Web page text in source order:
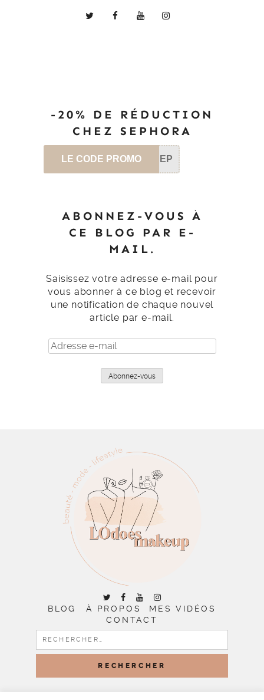
-20% DE RÉDUCTION
CHEZ SEPHORA
LE CODE PROMO SEP
ABONNEZ-VOUS À
CE BLOG PAR E-
MAIL.
Saisissez votre adresse e-mail pour
vous abonner à ce blog et recevoir
une notification de chaque nouvel
article par e-mail.
Adresse
e-
Abonnez-vous
BLOG À PROPOS
MES VIDÉOS
CONTACT
RECHERCHER :